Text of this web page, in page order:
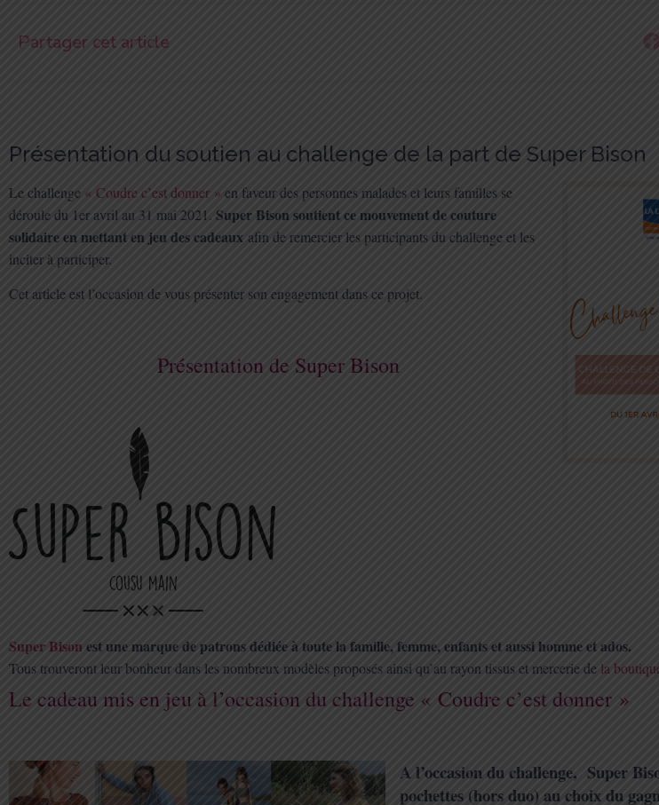
Partager cet article
Présentation du soutien au challenge de la part de Super Bison
Le challenge « Coudre c’est donner » en faveur des personnes malades et leurs familles se
déroule du 1er avril au 31 mai 2021. Super Bison soutient ce mouvement de couture
solidaire en mettant en jeu des cadeaux afin de remercier les participants du challenge et les
inciter à participer.
Cet article est l’occasion de vous présenter son engagement dans ce projet.
Présentation de Super Bison
Super Bison est une marque de patrons dédiée à toute la famille, femme, enfants et aussi homme et ados.
Tous trouveront leur bonheur dans les nombreux modèles proposés ainsi qu’au rayon tissus et mercerie de la
Le cadeau mis en jeu à l’occasion du challenge « Coudre c’est donner »
A l’occasion du challenge, Super
pochettes (hors duo) au choix du